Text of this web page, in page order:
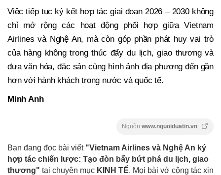
Việc tiếp tục ký kết hợp tác giai đoạn 2026 – 2030 không
chỉ mở rộng các hoạt động phối hợp giữa Vietnam
Airlines và Nghệ An, mà còn góp phần phát huy vai trò
của hàng không trong thúc đẩy du lịch, giao thương và
đưa văn hóa, đặc sản cùng hình ảnh địa phương đến gần
hơn với hành khách trong nước và quốc tế.
Minh Anh
Nguồn www.nguoiduatin.vn
Bạn đang đọc bài viết "Vietnam Airlines và Nghệ An ký
hợp tác chiến lược: Tạo đòn bẩy bứt phá du lịch, giao
thương" tại chuyên mục KINH TẾ. Mọi bài vở cộng tác xin